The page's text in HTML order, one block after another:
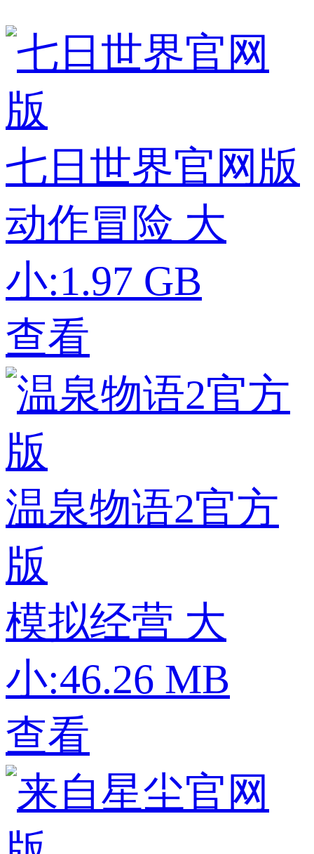
七日世界官网版
动作冒险 大
小:1.97 GB
查看
温泉物语2官方
版
模拟经营 大
小:46.26 MB
查看